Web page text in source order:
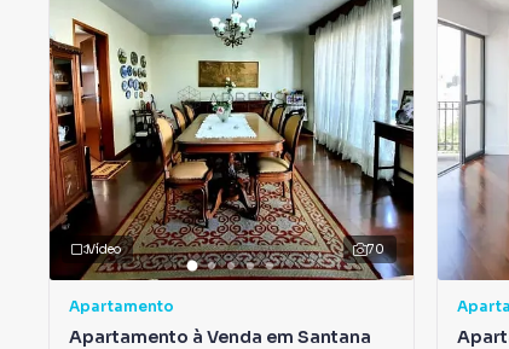
70
Vídeo
Apartamento
Apartamento à Venda em Santana